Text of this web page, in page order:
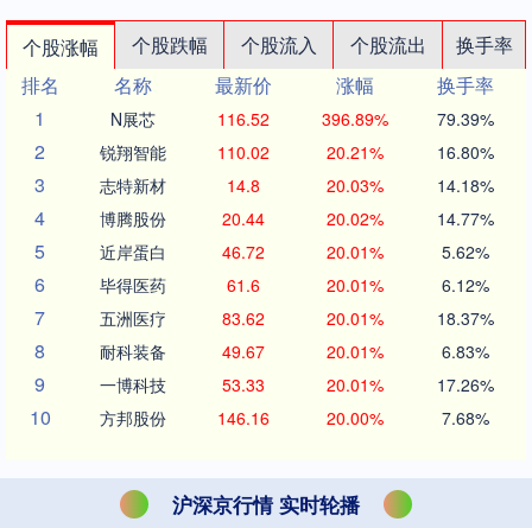
个股涨幅 个股跌幅 个股流入 个股流出
换手率
排名
名称 最新价 涨幅
换手率
1
N展芯 116.52 396.89% 79.39%
2 锐翔智能 110.02 20.21% 16.80%
3 志特新材 14.8 20.03% 14.18%
4 博腾股份 20.44 20.02% 14.77%
5 近岸蛋白 46.72 20.01% 5.62%
6 毕得医药 61.6 20.01% 6.12%
7 五洲医疗 83.62 20.01% 18.37%
8 耐科装备 49.67 20.01% 6.83%
9 一博科技 53.33 20.01% 17.26%
10 方邦股份 146.16 20.00% 7.68%
沪深京行情 实时轮播